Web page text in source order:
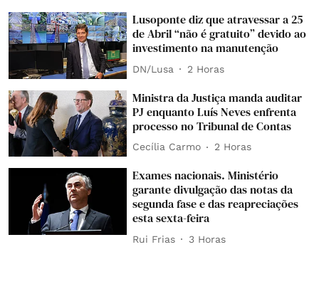
Lusoponte diz que atravessar a 25
de Abril “não é gratuito” devido ao
investimento na manutenção
DN/Lusa 2 Horas
Ministra da Justiça manda auditar
PJ enquanto Luís Neves enfrenta
processo no Tribunal de Contas
Cecília Carmo 2 Horas
Exames nacionais. Ministério
garante divulgação das notas da
segunda fase e das reapreciações
esta sexta-feira
Rui Frias 3 Horas